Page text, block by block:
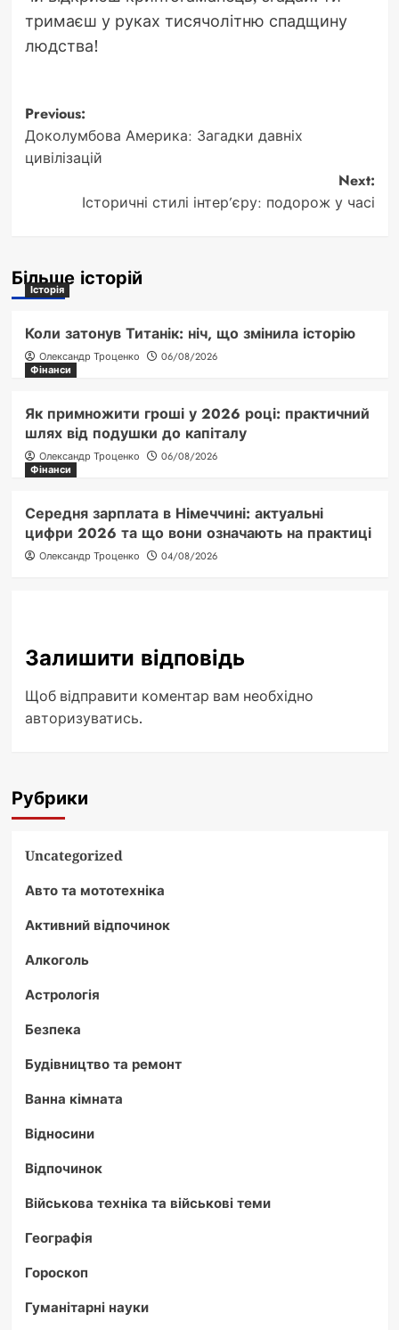
тримаєш у руках тисячолітню спадщину
людства!
Post
navigation
Previous:
Доколумбова Америка: Загадки давніх
цивілізацій
Next:
Історичні стилі інтер’єру: подорож у часі
Більше історій
Історія
Коли затонув Титанік: ніч, що змінила історію
Олександр Троценко
06/08/2026
Фінанси
Як примножити гроші у 2026 році: практичний
шлях від подушки до капіталу
Олександр Троценко
06/08/2026
Фінанси
Середня зарплата в Німеччині: актуальні
цифри 2026 та що вони означають на практиці
Олександр Троценко 04/08/2026
Залишити відповідь
Щоб відправити коментар вам необхідно
авторизуватись.
Рубрики
Uncategorized
Авто та мототехніка
Активний відпочинок
Алкоголь
Астрологія
Безпека
Будівництво та ремонт
Ванна кімната
Відносини
Відпочинок
Військова техніка та військові теми
Географія
Гороскоп
Гуманітарні науки